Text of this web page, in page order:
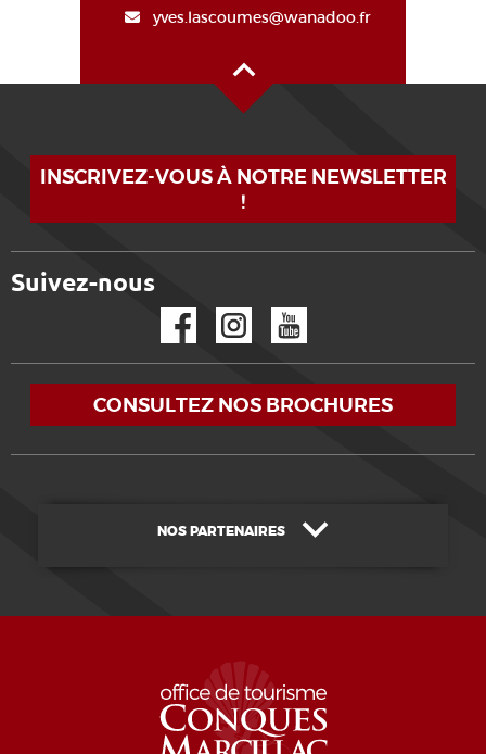
yves.lascoumes@wanadoo.fr
INSCRIVEZ-VOUS À NOTRE NEWSLETTER
!
Suivez-nous
CONSULTEZ NOS BROCHURES
NOS PARTENAIRES